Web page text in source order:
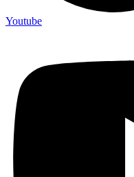
Youtube